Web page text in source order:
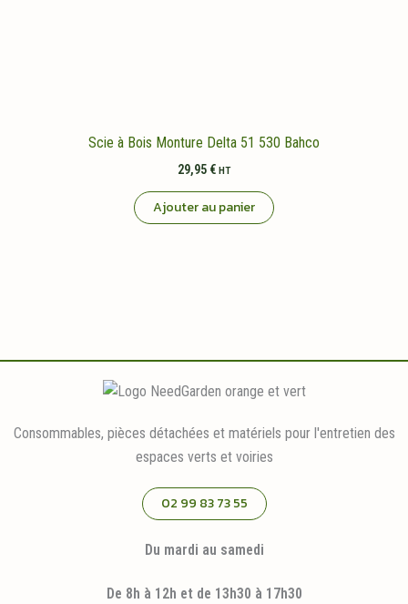
Scie à Bois Monture Delta 51 530 Bahco
29,95 € HT
Ajouter au panier
Consommables, pièces détachées et matériels pour l'entretien des
espaces verts et voiries
02 99 83 73 55
Du mardi au samedi
De 8h à 12h et de 13h30 à 17h30